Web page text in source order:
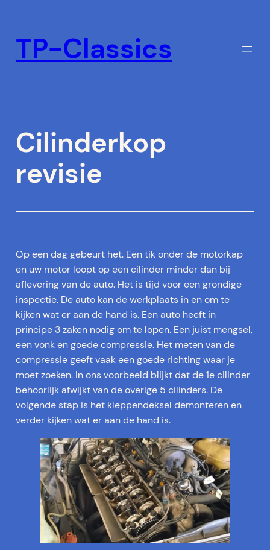
de
inhoud
TP-Classics
Cilinderkop
revisie
Op een dag gebeurt het. Een tik onder de motorkap
en uw motor loopt op een cilinder minder dan bij
aflevering van de auto. Het is tijd voor een grondige
inspectie. De auto kan de werkplaats in en om te
kijken wat er aan de hand is. Een auto heeft in
principe 3 zaken nodig om te lopen. Een juist mengsel,
een vonk en goede compressie. Het meten van de
compressie geeft vaak een goede richting waar je
moet zoeken. In ons voorbeeld blijkt dat de 1e cilinder
behoorlijk afwijkt van de overige 5 cilinders. De
volgende stap is het kleppendeksel demonteren en
verder kijken wat er aan de hand is.